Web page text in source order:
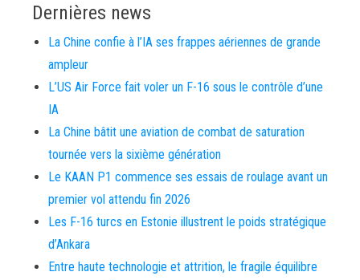
Dernières news
La Chine confie à l’IA ses frappes aériennes de grande
ampleur
L’US Air Force fait voler un F-16 sous le contrôle d’une
IA
La Chine bâtit une aviation de combat de saturation
tournée vers la sixième génération
Le KAAN P1 commence ses essais de roulage avant un
premier vol attendu fin 2026
Les F-16 turcs en Estonie illustrent le poids stratégique
d’Ankara
Entre haute technologie et attrition, le fragile équilibre